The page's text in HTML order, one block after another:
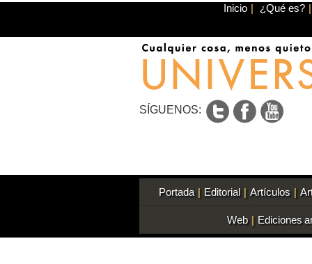
Inicio | ¿Qué es? |
SÍGUENOS:
Portada | Editorial | Artículos |
Web | Ediciones